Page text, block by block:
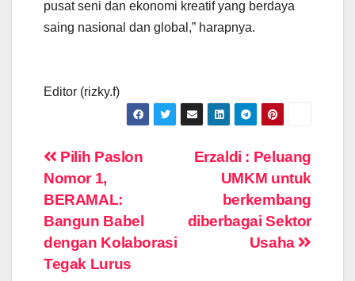
pusat seni dan ekonomi kreatif yang berdaya
saing nasional dan global,” harapnya.
Editor (rizky.f)
Navigasi
pos
Erzaldi : Peluang
UMKM untuk
berkembang
diberbagai Sektor
Usaha
Pilih Paslon
Nomor 1,
BERAMAL:
Bangun Babel
dengan Kolaborasi
Tegak Lurus